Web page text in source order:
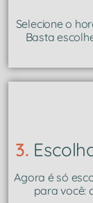
Selecione o
Basta
3.
Agora é só
para você: